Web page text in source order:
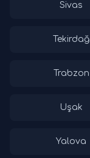
Sivas
Tekirdağ
Trabzon
Uşak
Yalova